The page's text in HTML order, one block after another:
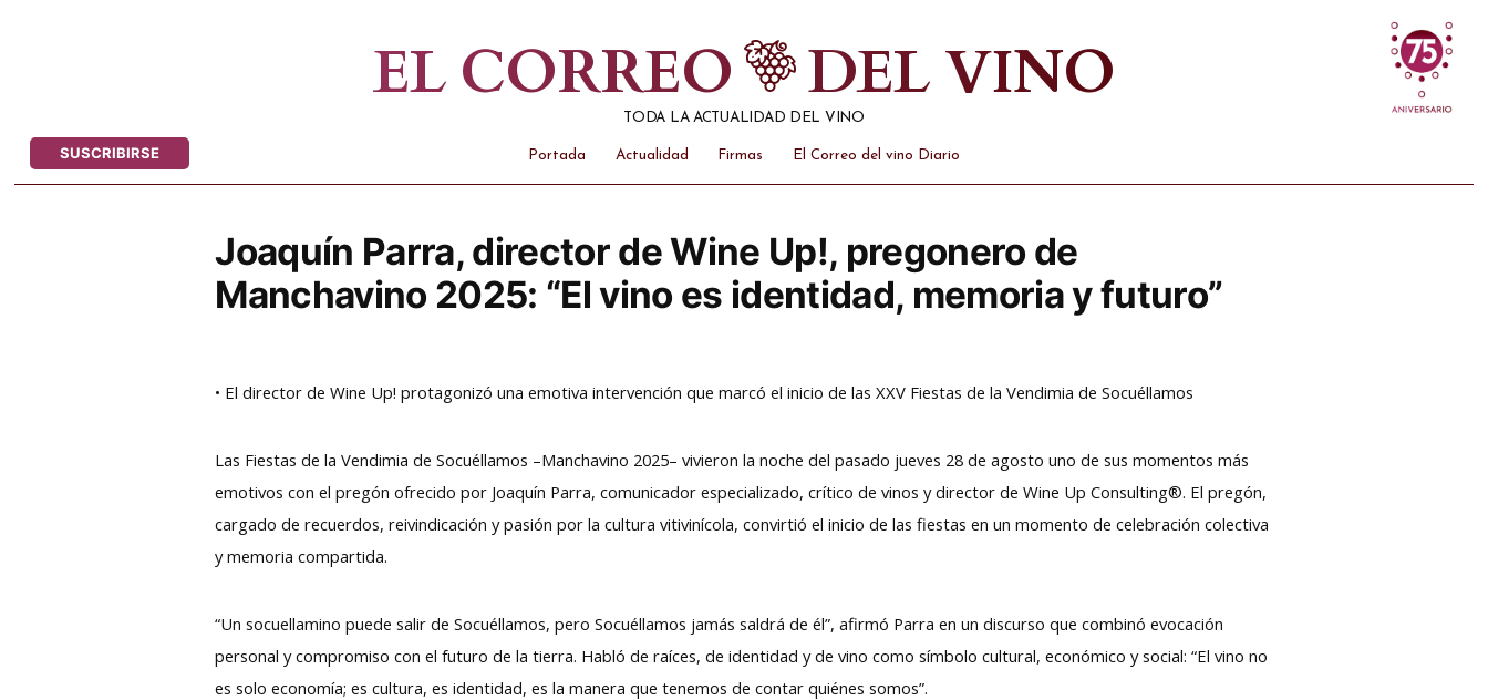
EL CORREO DEL VINO
TODA LA ACTUALIDAD DEL VINO
SUSCRIBIRSE Portada Actualidad Firmas El Correo del vino Diario
Joaquín Parra, director de Wine Up!, pregonero de
Manchavino 2025: “El vino es identidad, memoria y futuro”
• El director de Wine Up! protagonizó una emotiva intervención que marcó el inicio de las XXV Fiestas de la Vendimia de Socuéllamos
Las Fiestas de la Vendimia de Socuéllamos –Manchavino 2025– vivieron la noche del pasado jueves 28 de agosto uno de sus momentos más
emotivos con el pregón ofrecido por Joaquín Parra, comunicador especializado, crítico de vinos y director de Wine Up Consulting®. El pregón,
cargado de recuerdos, reivindicación y pasión por la cultura vitivinícola, convirtió el inicio de las fiestas en un momento de celebración colectiva
y memoria compartida.
“Un socuellamino puede salir de Socuéllamos, pero Socuéllamos jamás saldrá de él”, afirmó Parra en un discurso que combinó evocación
personal y compromiso con el futuro de la tierra. Habló de raíces, de identidad y de vino como símbolo cultural, económico y social: “El vino no
es solo economía; es cultura, es identidad, es la manera que tenemos de contar quiénes somos”.